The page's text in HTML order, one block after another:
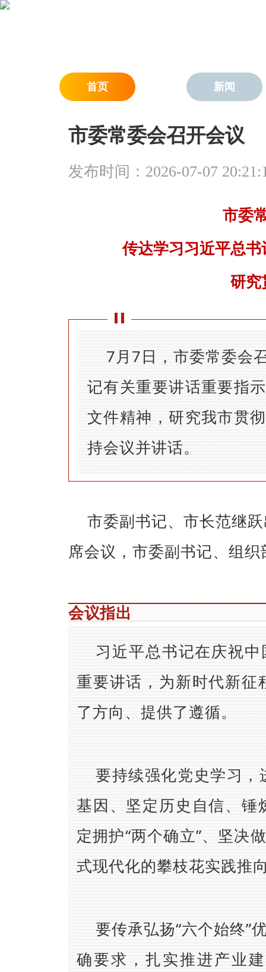
首页 新闻
市委常委会召开会议
发布时间：2026-07-07
市委
传达学习习近平总
研究
7月7日，市委常委会
记有关重要讲话重要指
文件精神，研究我市贯
持会议并讲话。
市委副书记、市长范继
席会议，市委副书记、组
会议指出
习近平总书记在庆祝
重要讲话，为新时代新
了方向、提供了遵循。
要持续强化党史学习
基因、坚定历史自信、
定拥护“两个确立”、坚决
式现代化的攀枝花实践推
要传承弘扬“六个始终”
确要求，扎实推进产业